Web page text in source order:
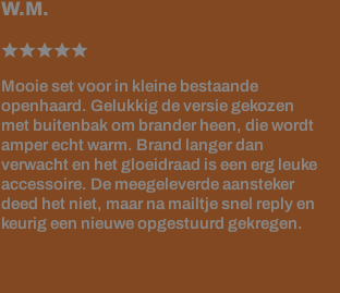
W.M.
Mooie set voor in kleine bestaande
openhaard. Gelukkig de versie gekozen
met buitenbak om brander heen, die wordt
amper echt warm. Brand langer dan
verwacht en het gloeidraad is een erg leuke
accessoire. De meegeleverde aansteker
deed het niet, maar na mailtje snel reply en
keurig een nieuwe opgestuurd gekregen.